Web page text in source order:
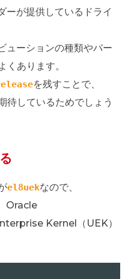
ーが提供しているドライ
ューションの種類やバー
くあります。
を残すことで、
待しているためでしょう
el8uekなので、
Oracle
Kernel（UEK）